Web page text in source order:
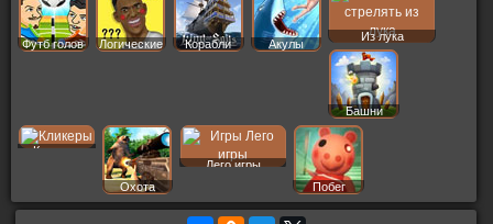
Футб голов Логические Корабли Акулы
Из лука
Башни
Кликеры
Охота
Лего игры
Побег